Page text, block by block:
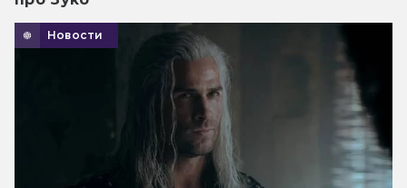
Новости